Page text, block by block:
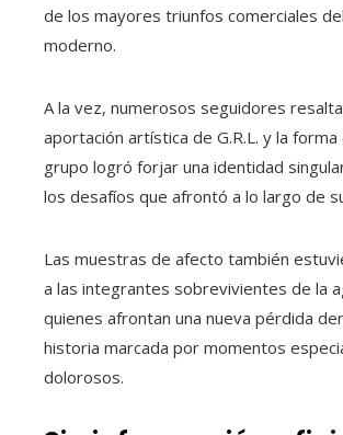
de los mayores triunfos comerciales
moderno.
A la vez, numerosos seguidores
aportación artística de G.R.L. y la forma
grupo logró forjar una identidad
los desafíos que afrontó a lo largo de
Las muestras de afecto también
a las integrantes sobrevivientes de la
quienes afrontan una nueva pérdida
historia marcada por momentos
dolorosos.